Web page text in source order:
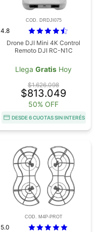
COD. DRDJI075
4.8
Drone DJI Mini 4K Control
Remoto DJI RC-N1C
Llega Gratis Hoy
$1.626.098
$813.049
50% OFF
DESDE 6 CUOTAS SIN INTERÉS
COD. M4P-PROT
5.0